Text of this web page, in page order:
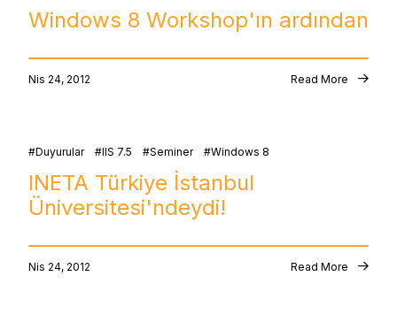
Windows 8 Workshop'ın ardından
Nis 24, 2012 Read More
Duyurular IIS 7.5 Seminer Windows 8
INETA Türkiye İstanbul
Üniversitesi'ndeydi!
Nis 24, 2012 Read More